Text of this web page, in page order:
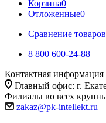
Корзина0
Отложенные0
Сравнение товаров
8 800 600-24-88
Контактная информация
Главный офис: г.
Филиалы во всех
zakaz@pk-intellekt.ru